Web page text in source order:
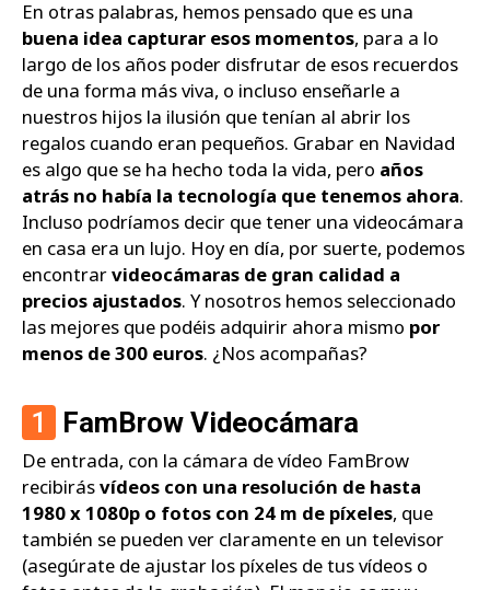
En otras palabras, hemos pensado que es una
buena idea capturar esos momentos, para a lo
largo de los años poder disfrutar de esos recuerdos
de una forma más viva, o incluso enseñarle a
nuestros hijos la ilusión que tenían al abrir los
regalos cuando eran pequeños. Grabar en Navidad
es algo que se ha hecho toda la vida, pero años
atrás no había la tecnología que tenemos ahora.
Incluso podríamos decir que tener una videocámara
en casa era un lujo. Hoy en día, por suerte, podemos
encontrarvideocámaras de gran calidad a
precios ajustados. Y nosotros hemos seleccionado
las mejores que podéis adquirir ahora mismo por
menos de 300 euros. ¿Nos acompañas?
1 FamBrow Videocámara
De entrada, con la cámara de vídeo FamBrow
recibirásvídeos con una resolución de hasta
1980 x 1080p o fotos con 24 m de píxeles, que
también se pueden ver claramente en un televisor
(asegúrate de ajustar los píxeles de tus vídeos o